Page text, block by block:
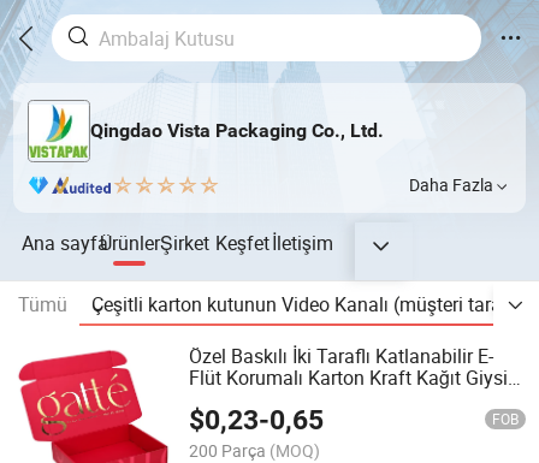
Qingdao Vista Packaging Co., Ltd.
Daha Fazla
Ana sayfaÜrünlerŞirket Keşfetİletişim
Tümü
Çeşitli karton kutunun Video Kanalı (müşteri
Özel Baskılı İki Taraflı Katlanabilir E-
Flüt Korumalı Karton Kraft Kağıt Giysi
Ambalaj Nakliye Paketleme Posta
Hediye Karton Kutusu
$0,23-0,65 FOB
200 Parça (MOQ)